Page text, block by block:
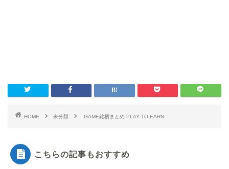
HOME 未分類 GAME銘柄まとめ PLAY TO EARN
こちらの記事もおすすめ